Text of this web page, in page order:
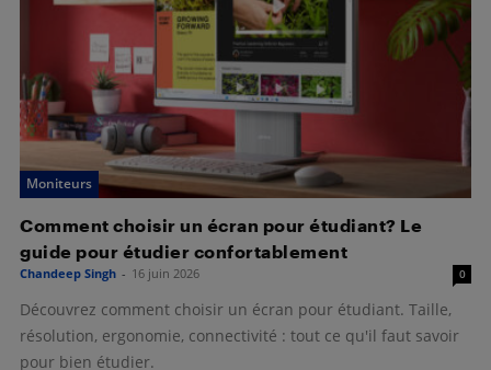
Moniteurs
Comment choisir un écran pour étudiant? Le
guide pour étudier confortablement
Chandeep Singh - 16 juin 2026 0
Découvrez comment choisir un écran pour étudiant. Taille,
résolution, ergonomie, connectivité : tout ce qu'il faut savoir
pour bien étudier.